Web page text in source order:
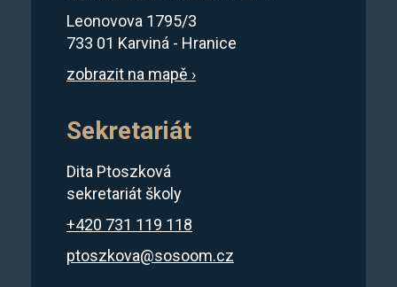
Leonovova 1795/3
733 01 Karviná - Hranice
zobrazit na mapě ›
Sekretariát
Dita Ptoszková
sekretariát školy
+420 731 119 118
ptoszkova@sosoom.cz